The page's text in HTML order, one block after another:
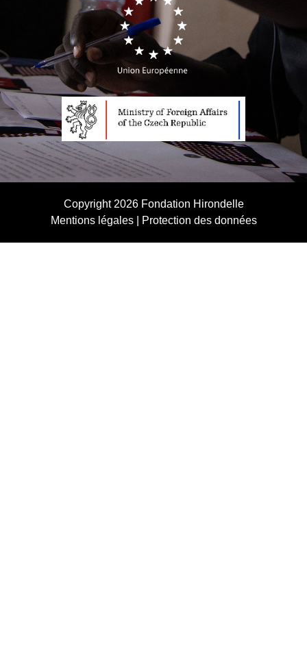
Copyright 2026 Fondation Hirondelle
Mentions légales| Protection des données